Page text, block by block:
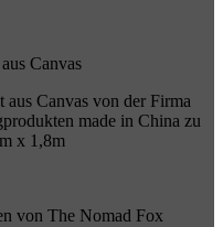
Canvas
aus Canvas von der Firma
made in China zu
x 1,8m
von The Nomad Fox